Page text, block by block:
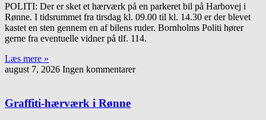
POLITI: Der er sket et hærværk på en parkeret bil på Harbovej i
Rønne. I tidsrummet fra tirsdag kl. 09.00 til kl. 14.30 er der blevet
kastet en sten gennem en af bilens ruder. Bornholms Politi hører
gerne fra eventuelle vidner på tlf. 114.
Læs mere »
august 7, 2026 Ingen kommentarer
Graffiti-hærværk i Rønne